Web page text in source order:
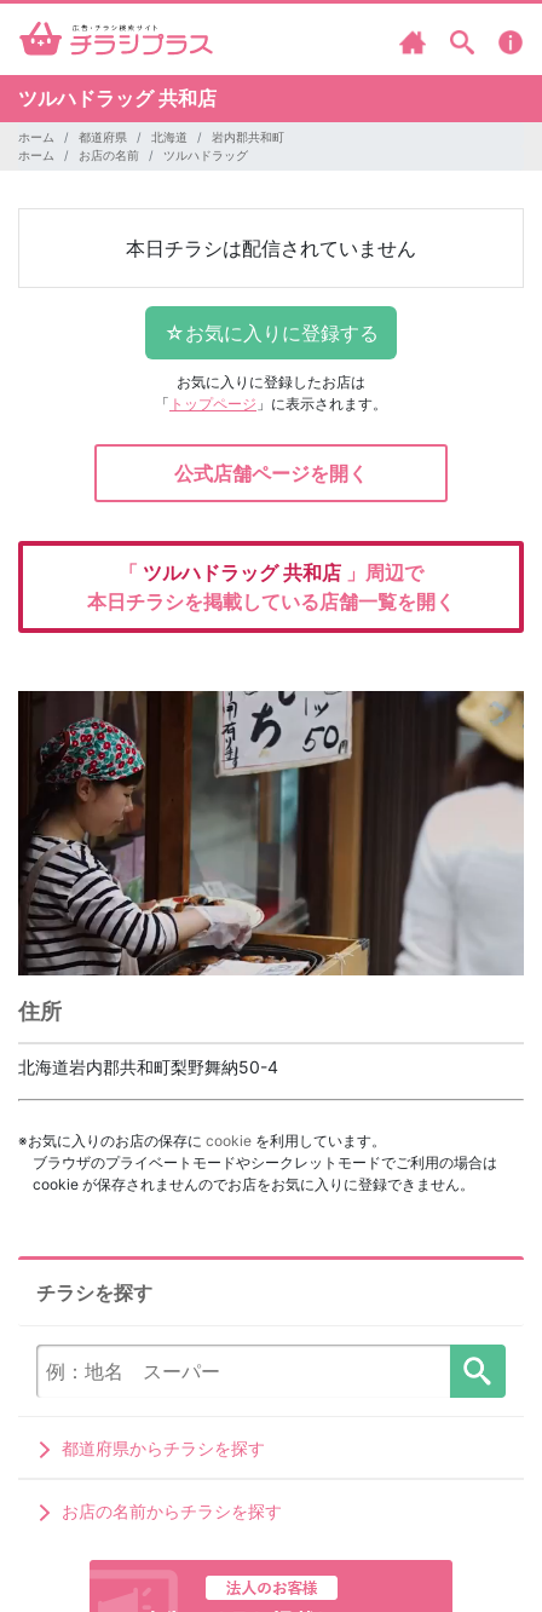
ツルハドラッグ共和店
ホーム 都道府県 北海道
岩内郡共和町
ホーム
お店の名前 ツルハドラッグ
本日チラシは配信されていません
お気に入りに登録したお店は
「 トップページ 」に表示されます。
公式店舗ページを開く
「 ツルハドラッグ共和店 」周辺で
本日チラシを掲載している店舗一覧を開く
住所
北海道岩内郡共和町梨野舞納50-4
※お気に入りのお店の保存に cookie を利用しています。
ブラウザのプライベートモードやシークレットモードでご利用の場合は
cookie が保存されませんのでお店をお気に入りに登録できません。
チラシを探す
都道府県からチラシを探す
お店の名前からチラシを探す